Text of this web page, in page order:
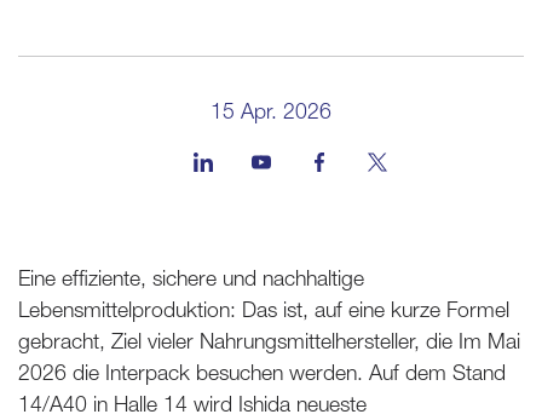
15 Apr. 2026
Eine effiziente, sichere und nachhaltige
Lebensmittelproduktion: Das ist, auf eine kurze Formel
gebracht, Ziel vieler Nahrungsmittelhersteller, die Im Mai
2026 die Interpack besuchen werden. Auf dem Stand
14/A40 in Halle 14 wird Ishida neueste